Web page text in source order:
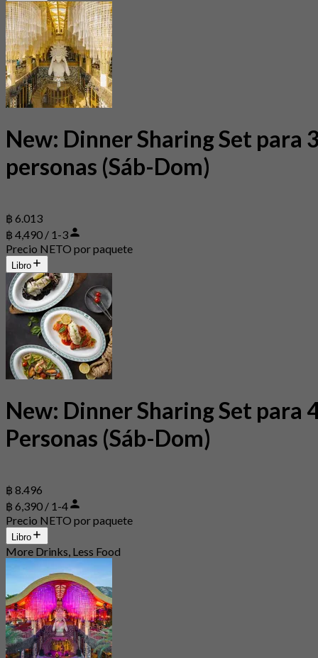
New: Dinner Sharing Set para
personas (Sáb-Dom)
฿ 6.013
฿ 4,490 / 1-3
Precio NETO por paquete
Libro
New: Dinner Sharing Set para
Personas (Sáb-Dom)
฿ 8.496
฿ 6,390 / 1-4
Precio NETO por paquete
Libro
More Drinks, Less Food